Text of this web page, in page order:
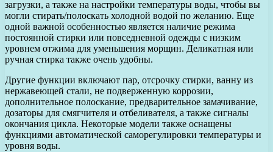
загрузки, а также на настройки температуры воды, чтобы вы
могли стирать/полоскать холодной водой по желанию. Еще
одной важной особенностью является наличие режима
постоянной стирки или повседневной одежды с низким
уровнем отжима для уменьшения морщин. Деликатная или
ручная стирка также очень удобны.
Другие функции включают пар, отсрочку стирки, ванну из
нержавеющей стали, не подверженную коррозии,
дополнительное полоскание, предварительное замачивание,
дозаторы для смягчителя и отбеливателя, а также сигналы
окончания цикла. Некоторые модели также оснащены
функциями автоматической саморегулировки температуры и
уровня воды.